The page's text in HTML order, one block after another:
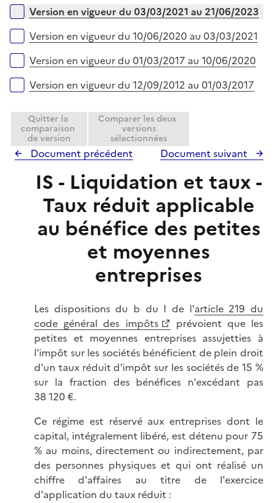
e
e
Version en vigueur du 03/03/2021 au 21/06/2023
Version en vigueur du 10/06/2020 au 03/03/2021
Version en vigueur du 01/03/2017 au 10/06/2020
Version en vigueur du 12/09/2012 au 01/03/2017
Quitter la
comparaison
de version
Comparer les deux
versions
sélectionnées
Document précédent Document suivant
IS - Liquidation et taux -
Taux réduit applicable
au bénéfice des petites
et moyennes
entreprises
Les dispositions du b du I de l'article 219 du
code général des impôts
prévoient que les
petites et moyennes entreprises assujetties à
l'impôt sur les sociétés bénéficient de plein droit
d'un taux réduit d'impôt sur les sociétés de 15 %
sur la fraction des bénéfices n'excédant pas
38 120 €.
Ce régime est réservé aux entreprises dont le
capital, intégralement libéré, est détenu pour 75
% au moins, directement ou indirectement, par
des personnes physiques et qui ont réalisé un
chiffre d'affaires au titre de l'exercice
d'application du taux réduit :